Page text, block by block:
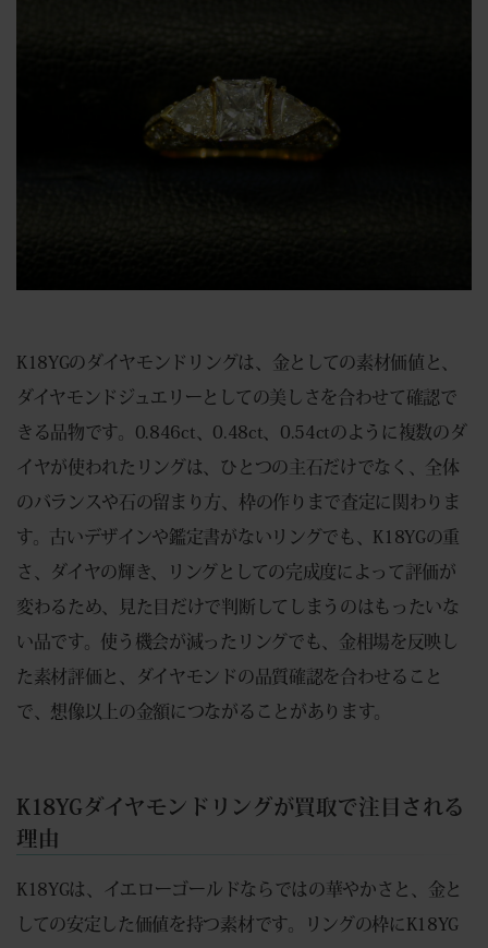
K18YGのダイヤモンドリングは、金としての素材価値と、
ダイヤモンドジュエリーとしての美しさを合わせて確認で
きる品物です。0.846ct、0.48ct、0.54ctのように複数のダ
イヤが使われたリングは、ひとつの主石だけでなく、全体
のバランスや石の留まり方、枠の作りまで査定に関わりま
す。古いデザインや鑑定書がないリングでも、K18YGの重
さ、ダイヤの輝き、リングとしての完成度によって評価が
変わるため、見た目だけで判断してしまうのはもったいな
い品です。使う機会が減ったリングでも、金相場を反映し
た素材評価と、ダイヤモンドの品質確認を合わせること
で、想像以上の金額につながることがあります。
K18YGダイヤモンドリングが買取で注目される
理由
K18YGは、イエローゴールドならではの華やかさと、金と
しての安定した価値を持つ素材です。リングの枠にK18YG